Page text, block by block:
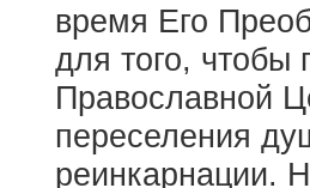
время Его
для того, чтобы
Православной
переселения
реинкарнации.